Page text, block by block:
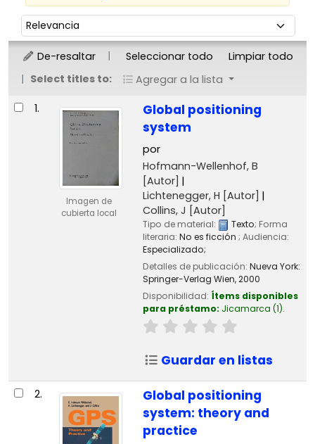
Ordenar
Ordenar por:
De-resaltar Seleccionar todo
Limpiar todo
Select titles to:
Agregar a la lista
Resultados
1.
Imagen de
cubierta local
Global positioning
system
por
Hofmann-Wellenhof, B
[Autor]
Lichtenegger, H [Autor]
Collins, J [Autor]
Tipo de material: Texto; Forma
literaria: No es ficción ; Audiencia:
Especializado;
Detalles de publicación: Nueva York:
Springer-Verlag Wien,2000
Disponibilidad: Ítems disponibles
para préstamo: Jicamarca (1).
Guardar en listas
2.
Global positioning
system: theory and
practice